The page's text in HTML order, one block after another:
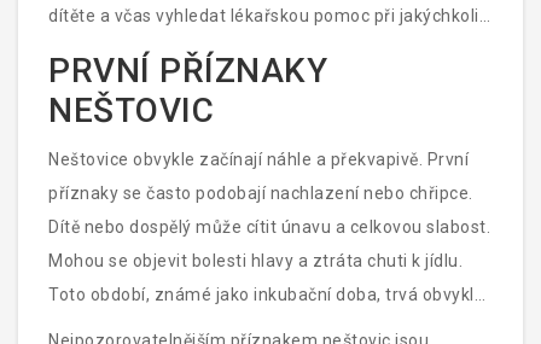
dítěte a včas vyhledat lékařskou pomoc při jakýchkoli
známkách komplikací.
PRVNÍ PŘÍZNAKY
NEŠTOVIC
Neštovice obvykle začínají náhle a překvapivě. První
příznaky se často podobají nachlazení nebo chřipce.
Dítě nebo dospělý může cítit únavu a celkovou slabost.
Mohou se objevit bolesti hlavy a ztráta chuti k jídlu.
Toto období, známé jako inkubační doba, trvá obvykle
1 až 2 dny, během kterých se virus rozšiřuje v těle.